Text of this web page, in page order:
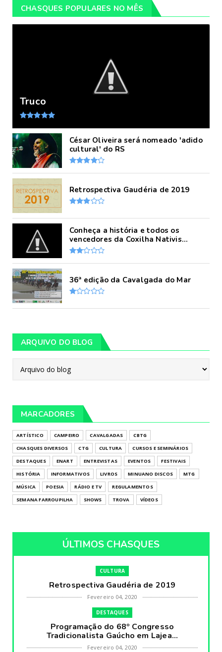
CHASQUES POPULARES NO MÊS
Truco
César Oliveira será nomeado 'adido
cultural' do RS
Retrospectiva Gaudéria de 2019
Conheça a história e todos os
vencedores da Coxilha Nativis...
36ª edição da Cavalgada do Mar
ARQUIVO DO BLOG
MARCADORES
ARTÍSTICO CAMPEIRO CAVALGADAS
CBTG
CHASQUES DIVERSOS
CTG CULTURA
CURSOS E SEMINÁRIOS
DESTAQUES
ENART ENTREVISTAS EVENTOS
FESTIVAIS
HISTÓRIA
INFORMATIVOS LIVROS MINUANO DISCOS
MTG
MÚSICA
POESIA RÁDIO E TV
REGULAMENTOS
SEMANA FARROUPILHA
SHOWS TROVA VÍDEOS
ÚLTIMOS CHASQUES
CULTURA
Retrospectiva Gaudéria de 2019
Fevereiro 04, 2020
DESTAQUES
Programação do 68º Congresso
Tradicionalista Gaúcho em Lajea...
Fevereiro 04, 2020